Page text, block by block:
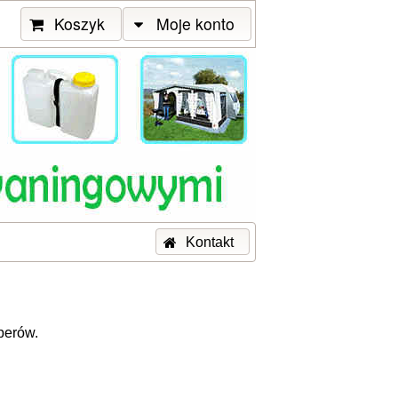
Koszyk Moje konto
Kontakt